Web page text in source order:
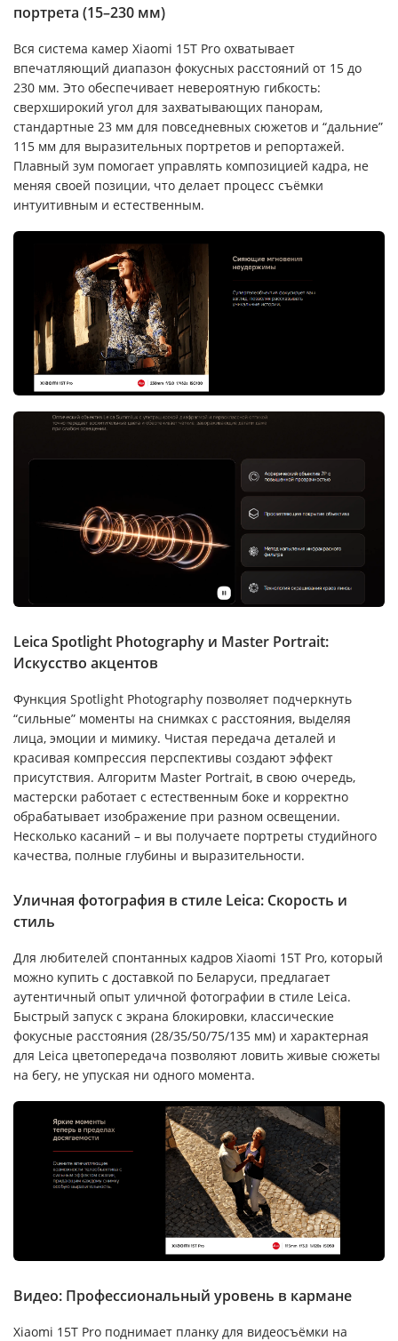
портрета (15–230 мм)
Вся система камер Xiaomi 15T Pro охватывает
впечатляющий диапазон фокусных расстояний от 15 до
230 мм. Это обеспечивает невероятную гибкость:
сверхширокий угол для захватывающих панорам,
стандартные 23 мм для повседневных сюжетов и “дальние”
115 мм для выразительных портретов и репортажей.
Плавный зум помогает управлять композицией кадра, не
меняя своей позиции, что делает процесс съёмки
интуитивным и естественным.
Leica Spotlight Photography и Master Portrait:
Искусство акцентов
Функция Spotlight Photography позволяет подчеркнуть
“сильные” моменты на снимках с расстояния, выделяя
лица, эмоции и мимику. Чистая передача деталей и
красивая компрессия перспективы создают эффект
присутствия. Алгоритм Master Portrait, в свою очередь,
мастерски работает с естественным боке и корректно
обрабатывает изображение при разном освещении.
Несколько касаний – и вы получаете портреты студийного
качества, полные глубины и выразительности.
Уличная фотография в стиле Leica: Скорость и
стиль
Для любителей спонтанных кадров Xiaomi 15T Pro, который
можно купить с доставкой по Беларуси, предлагает
аутентичный опыт уличной фотографии в стиле Leica.
Быстрый запуск с экрана блокировки, классические
фокусные расстояния (28/35/50/75/135 мм) и характерная
для Leica цветопередача позволяют ловить живые сюжеты
на бегу, не упуская ни одного момента.
Видео: Профессиональный уровень в кармане
Xiaomi 15T Pro поднимает планку для видеосъёмки на